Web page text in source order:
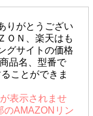
りがとうござい
ＯＮ、楽天はも
グサイトの価格
品名、型番で
ことができま
表示されませ
のAMAZONリン